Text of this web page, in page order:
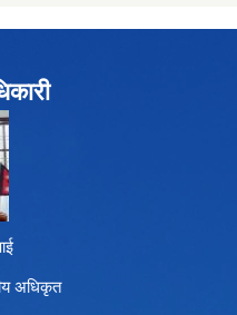
अधिकृत